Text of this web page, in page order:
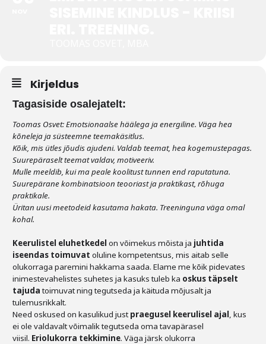
Viidad
ICC WBO
ICC komisjonid
Digiraamatukogu
Juhendid ja väljaanded
Videod
Liitu meililistiga
Oskusteave
Incoterms® 2020
Abimaterjalid
Kirjeldus
Tagasiside osalejatelt:
Toomas Osvet: Emotsionaalse häälega ja energiline. Väga hea
kõneleja ja süsteemne teemakäsitlus.
Kõik, mis ütles jõudis ajudeni. Valdab teemat, hea kogemustepagas.
Suurepäraselt teemat valdav, motiveeriv.
Mulle meeldib, kui ma peale koolitust tunnen end raputatuna.
Suurepärane kombinatsioon teooriast ja praktikast, rõhuga
praktikale.
Üritan uusi meetodeid kasutama hakata. Treeninguna väga omal
kohal.
Keerulistel eluhetkedel on võimekus mõista ja juhtida
iseendas toimuvat oluline kompetentsus, mis aitab selle
olukorraga paremini hakkama saada. Elame me kõik pidevates
inimestevahelistes suhetes ja kasuks tuleb ka oskus täpselt
tajudatoimuvat ning tegutseda ja käituda mõjusalt ja
tulemusrikkalt.
Need oskused on kasulikud just praegusel keerulisel ajal, kus
ei ole valdavalt võimalik tegutseda oma tavapärasel
viisil. Eriolukorra tekkimine. Väga järsk olukorra